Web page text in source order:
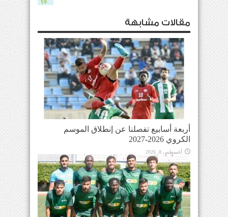
مقالات مشابهة
أربعة أسابيع تفصلنا عن إنطلاق الموسم
الكروي 2026-2027
أغسطس 8, 2026